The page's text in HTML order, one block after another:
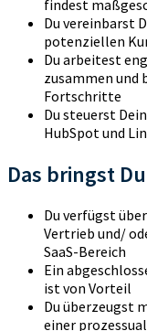
findest
Du vereinbarst
potenziellen
Du arbeitest
zusammen
Fortschritte
Du steuerst
HubSpot und
Das bringst
Du verfügst
Vertrieb und/
SaaS-Bereich
Ein
ist von Vorteil
Du überzeugst
einer